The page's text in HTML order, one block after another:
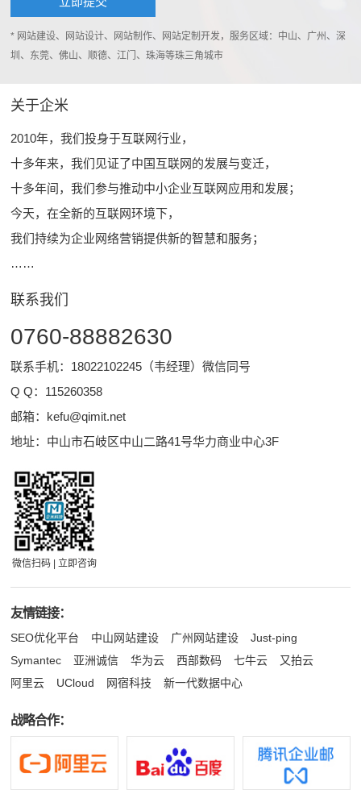
* 网站建设、网站设计、网站制作、网站定制开发，服务区域：中山、广州、深
圳、东莞、佛山、顺德、江门、珠海等珠三角城市
关于企米
2010年，我们投身于互联网行业，
十多年来，我们见证了中国互联网的发展与变迁，
十多年间，我们参与推动中小企业互联网应用和发展；
今天，在全新的互联网环境下，
我们持续为企业网络营销提供新的智慧和服务；
……
联系我们
0760-88882630
联系手机：18022102245（韦经理）微信同号
Q Q： 115260358
邮箱： kefu@qimit.net
地址：中山市石岐区中山二路41号华力商业中心3F
微信扫码 | 立即咨询
友情链接：
SEO优化平台 中山网站建设 广州网站建设
Just-ping
Symantec
亚洲诚信 华为云 西部数码 七牛云
又拍云
阿里云
UCloud 网宿科技 新一代数据中心
战略合作：